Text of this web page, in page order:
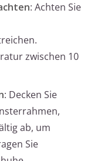
: Achten Sie
zwischen 10
: Decken Sie
ab, um
Sie